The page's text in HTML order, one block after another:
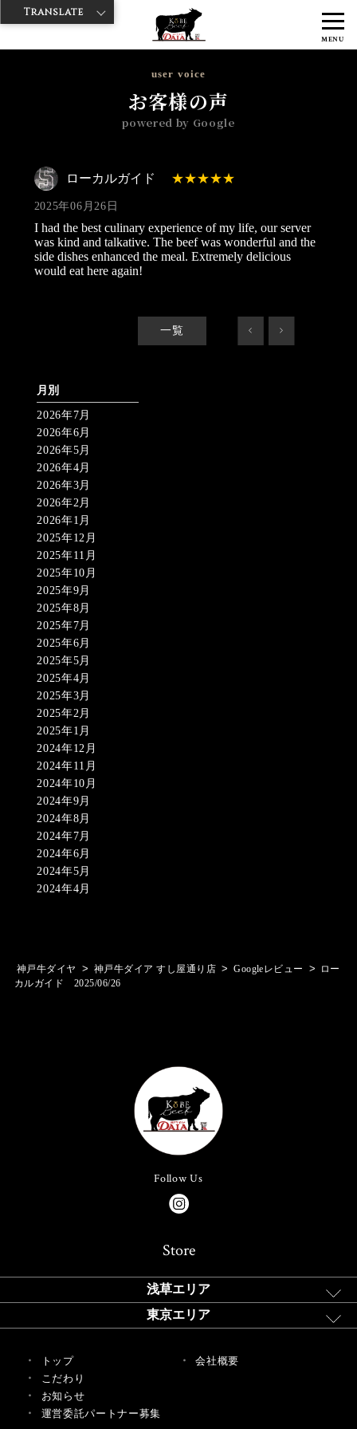
MENU
神戸牛ダイヤ > 神戸牛ダイア すし屋通り店
ロー
user voice
お客様の声
powered by Google
ローカルガイド
2025年06月26日
I had the best culinary experience of my life, our server
was kind and talkative. The beef was wonderful and the
side dishes enhanced the meal. Extremely delicious
would eat here again!
一覧 < >
月別
2026年7月
2026年6月
2026年5月
2026年4月
2026年3月
2026年2月
2026年1月
2025年12月
2025年11月
2025年10月
2025年9月
2025年8月
2025年7月
2025年6月
2025年5月
2025年4月
2025年3月
2025年2月
2025年1月
2024年12月
2024年11月
2024年10月
2024年9月
2024年8月
2024年7月
2024年6月
2024年5月
2024年4月
神戸牛ダイヤ > 神戸牛ダイア すし屋通り店 > Googleレビュー >
ロー
カルガイド 2025/06/26
Follow Us
Store
浅草エリア
東京エリア
トップ
こだわり
お知らせ
運営委託パートナー募集
会社概要
Translate